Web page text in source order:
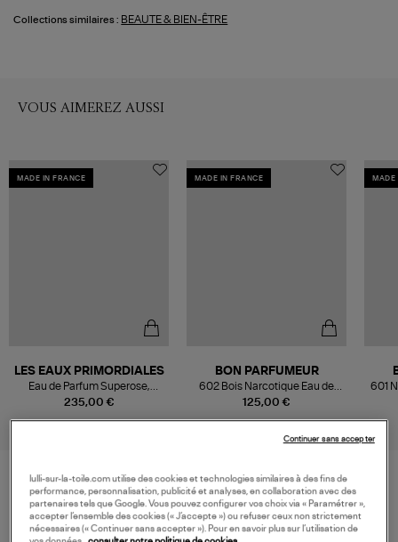
Collections similaires : BEAUTE & BIEN-ÊTRE
VOUS AIMEREZ AUSSI
MADE IN FRANCE
235,00 €
LES EAUX PRIMORDIALES
Eau de Parfum Superose,
100ml
MADE IN FRANCE
125,00 €
BON PARFUMEUR
602 Bois Narcotique Eau de
Parfum 100ml
MADE
601
VOS DERNIERS PRODUITS VUS
lulli-sur-la-toile.com utilise des cookies et technologies similaires à des fins de
performance, personnalisation, publicité et analyses, en collaboration avec des
partenaires tels que Google. Vous pouvez configurer vos choix via « Paramétrer »,
accepter l’ensemble des cookies (« J’accepte ») ou refuser ceux non strictement
nécessaires (« Continuer sans accepter »). Pour en savoir plus sur l’utilisation de
Continuer sans accepter